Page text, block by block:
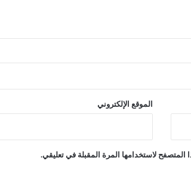
الموقع الإلكتروني
المتصفح لاستخدامها المرة المقبلة في تعليقي.